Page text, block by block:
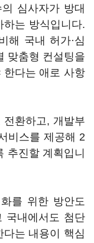
심사자가 방대
는 방식입니다.
해 국내 허가·심
맞춤형 컨설팅을
한다는 애로 사항
전환하고, 개발부
비스를 제공해 2
추진할 계획입니
를 위한 방안도
국내에서도 첨단
는 내용이 핵심